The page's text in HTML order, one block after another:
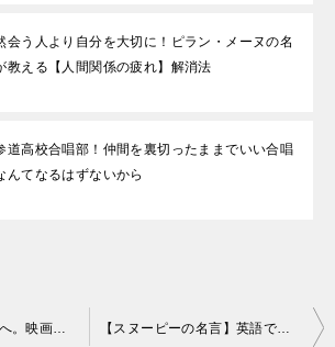
会う人より自分を大切に！ピラン・メーヌの名
教える【人間関係の疲れ】解消法
道高校合唱部！仲間を裏切ったままでいい合唱
んてなるはずないから
ン 後悔しているあなたへ。映画『君愛』が教えてくれる、選ばなかった道の愛し方 【スヌーピーの名言】英語で短いのに心に刺さる！疲れた心への処方箋15選